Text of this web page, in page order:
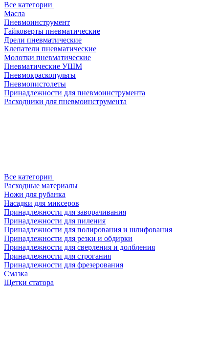
Все категории
Масла
Пневмоинструмент
Гайковерты пневматические
Дрели пневматические
Клепатели пневматические
Молотки пневматические
Пневматические УШМ
Пневмокраскопульты
Пневмопистолеты
Принадлежности для пневмоинструмента
Расходники для пневмоинструмента
Все категории
Расходные материалы
Ножи для рубанка
Насадки для миксеров
Принадлежности для заворачивания
Принадлежности для пиления
Принадлежности для полирования и шлифования
Принадлежности для резки и обдирки
Принадлежности для сверления и долбления
Принадлежности для строгания
Принадлежности для фрезерования
Смазка
Щетки статора